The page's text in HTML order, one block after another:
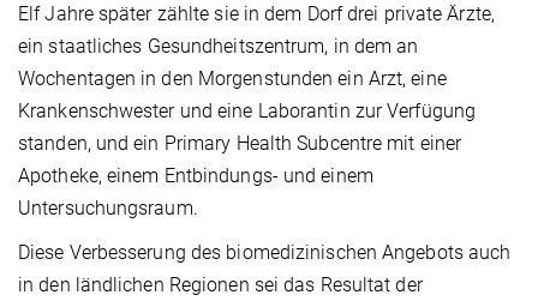
Elf Jahre später zählte sie in dem Dorf drei private Ärzte,
ein staatliches Gesundheitszentrum, in dem an
Wochentagen in den Morgenstunden ein Arzt, eine
Krankenschwester und eine Laborantin zur Verfügung
standen, und ein Primary Health Subcentre mit einer
Apotheke, einem Entbindungs- und einem
Untersuchungsraum.
Diese Verbesserung des biomedizinischen Angebots auch
in den ländlichen Regionen sei das Resultat der